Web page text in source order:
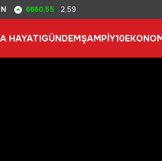
6660,55 2,59
HAYATIGÜNDEMŞAMPİY10